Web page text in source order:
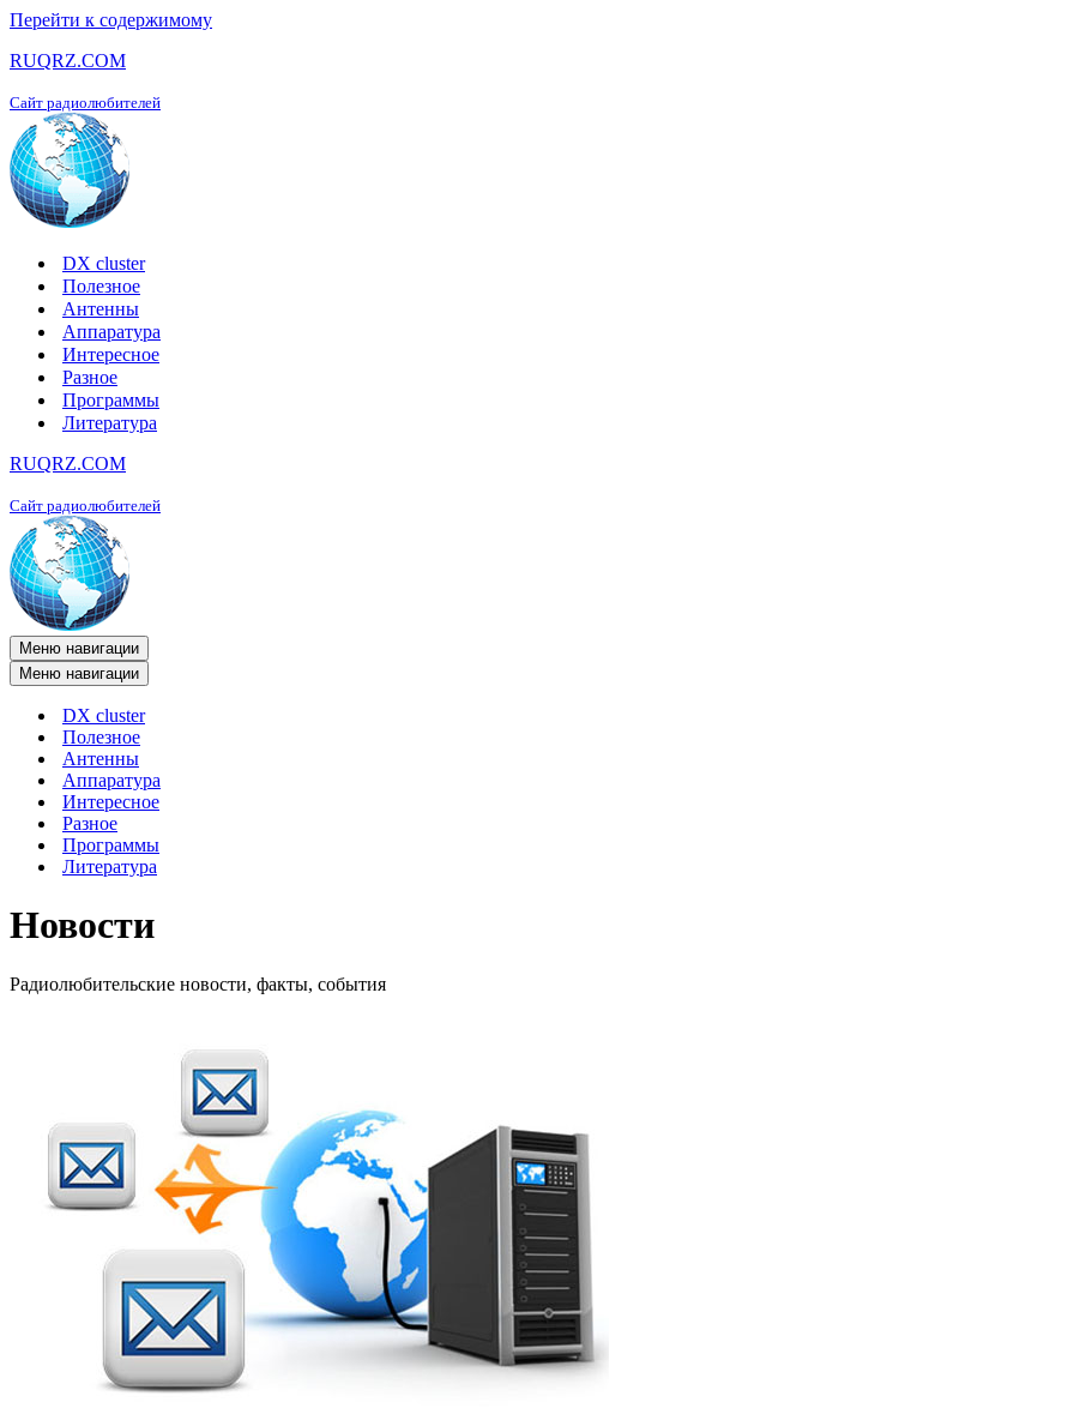
Перейти к содержимому
RUQRZ.COM
Сайт радиолюбителей
DX cluster
Полезное
Антенны
Аппаратура
Интересное
Разное
Программы
Литература
RUQRZ.COM
Сайт радиолюбителей
Меню навигации
Меню навигации
DX cluster
Полезное
Антенны
Аппаратура
Интересное
Разное
Программы
Литература
Новости
Радиолюбительские новости, факты, события